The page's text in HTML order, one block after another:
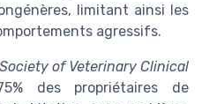
limitant ainsi les
agressifs.
of Veterinary Clinical
des propriétaires de